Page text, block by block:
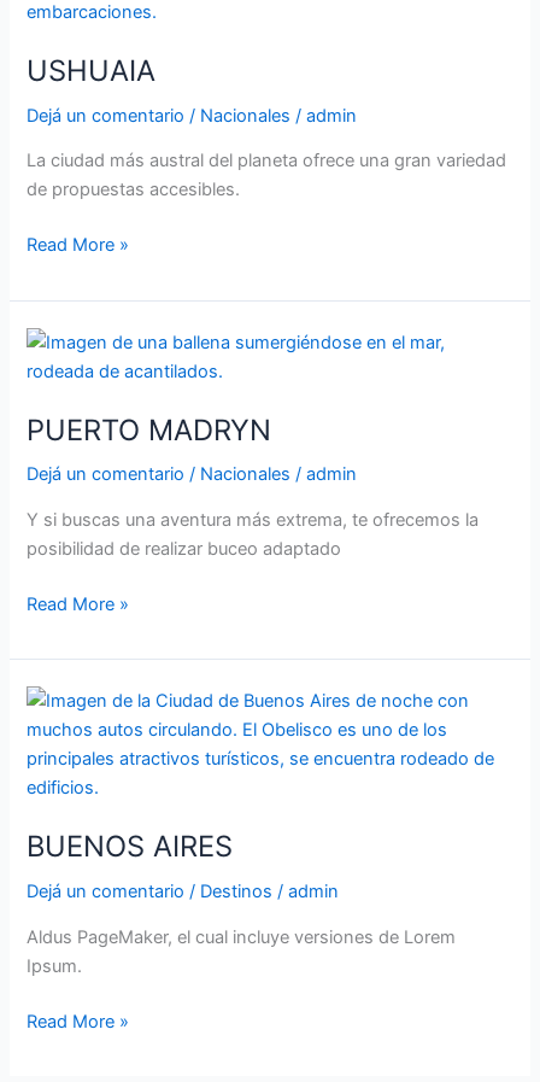
USHUAIA
Dejá un comentario / Nacionales /admin
La ciudad más austral del planeta ofrece una gran variedad
de propuestas accesibles.
Read More »
PUERTO MADRYN
Dejá un comentario / Nacionales /admin
Y si buscas una aventura más extrema, te ofrecemos la
posibilidad de realizar buceo adaptado
PUERTO
MADRYN
Read More »
BUENOS AIRES
Dejá un comentario / Destinos /admin
Aldus PageMaker, el cual incluye versiones de Lorem
Ipsum.
BUENOS
AIRES
Read More »